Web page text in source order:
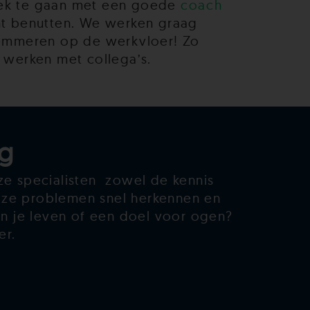
te gaan met een goede coach
We werken graag
op de werkvloer! Zo
met collega’s.
specialisten zowel de kennis
problemen snel herkennen en
je leven of een doel voor ogen?